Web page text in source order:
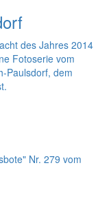
des Jahres 2014
Fotoserie vom
Paulsdorf, dem
Nr. 279 vom